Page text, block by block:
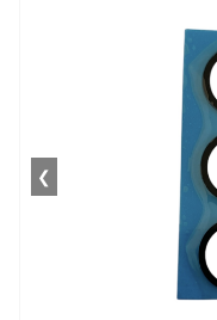
❮